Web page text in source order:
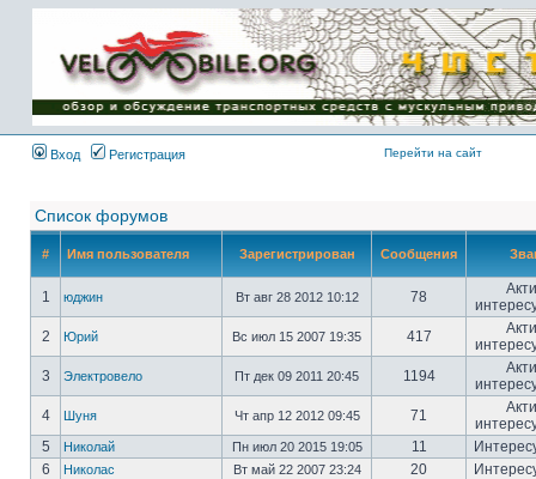
Имя пользователя:
Пароль:
{ LOG_ME_IN_SHORT
}
Вход
Регистрация Перейти на сайт
Список форумов
# Имя пользователя Зарегистрирован Сообщения
1 юджин Вт авг 28 2012 10:12 78
2
Юрий Вс июл 15 2007 19:35 417
3
Электровело Пт дек 09 2011 20:45 1194
4
Шуня Чт апр 12 2012 09:45 71
5
Николай Пн июл 20 2015 19:05 11
6
Николас Вт май 22 2007 23:24 20